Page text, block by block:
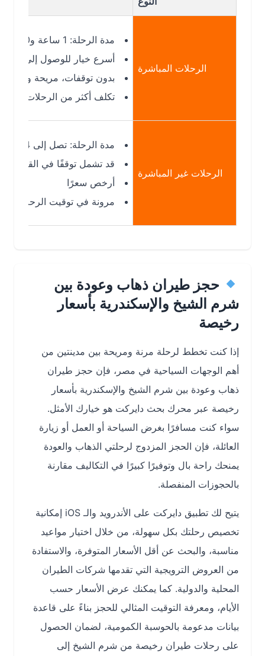
الرحلات المباشرة
مدة الرحلة: 1 ساعة و20 دقيقة تقريبًا
أسرع خيار للوصول إلى الإسكندرية
بدون توقفات، مريحة ومناسبة
تكلف أكثر من الرحلات غير
الرحلات غير المباشرة
مدة الرحلة: تصل إلى 14 ساعة مع توقف
قد تشمل توقفًا في القاهرة أو
أرخص سعرًا
مرونة في توقيت الرحلات وربط
حجز طيران ذهاب وعودة بين
شرم الشيخ والإسكندرية بأسعار
رخيصة
إذا كنت تخطط لرحلة مرنة ومريحة بين مدينتين من
أهم الوجهات السياحية في مصر، فإن حجز طيران
ذهاب وعودة بين شرم الشيخ والإسكندرية بأسعار
رخيصة عبرمحرك بحث دايركتهو خيارك الأمثل.
سواء كنت مسافرًا بغرض السياحة أو العمل أو زيارة
العائلة، فإن الحجز المزدوج لرحلتي الذهاب والعودة
يمنحك راحة بال وتوفيرًا كبيرًا في التكاليف مقارنة
بالحجوزات المنفصلة.
يتيح لكتطبيق دايركت
على الأندرويد والـ iOS إمكانية
تخصيص رحلتك بكل سهولة، من خلال اختيار مواعيد
مناسبة، والبحث عن أقل الأسعار المتوفرة، والاستفادة
من العروض الترويجية التي تقدمها شركات الطيران
المحلية والدولية. كما يمكنك عرض الأسعار حسب
الأيام، ومعرفة التوقيت المثالي للحجز بناءً على قاعدة
بيانات مدعومة بالحوسبة الكمومية، لضمان الحصول
رحلات طيران رخيصة من شرم الشيخ إلى